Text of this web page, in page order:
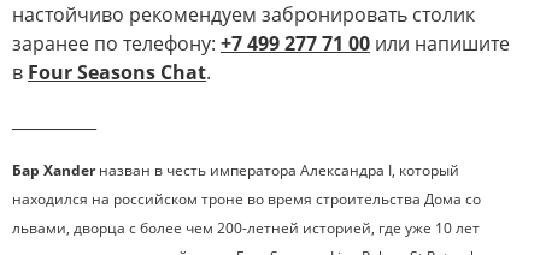
настойчиво рекомендуем забронировать столик
заранее по телефону: +7 499 277 71 00 или напишите
в Four Seasons Chat.
Бар Xanderназван в честь императора Александра I, который
находился на российском троне во время строительства Дома со
львами, дворца с более чем 200-летней историей, где уже 10 лет